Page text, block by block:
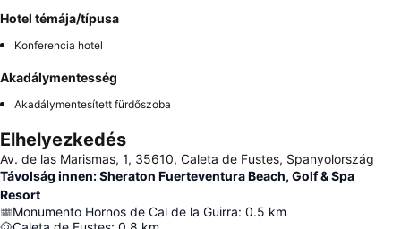
Hotel témája/típusa
Konferencia hotel
Akadálymentesség
Akadálymentesített fürdőszoba
Elhelyezkedés
Av. de las Marismas, 1, 35610, Caleta de Fustes, Spanyolország
Távolság innen: Sheraton Fuerteventura Beach, Golf & Spa
Resort
Monumento Hornos de Cal de la Guirra: 0.5 km